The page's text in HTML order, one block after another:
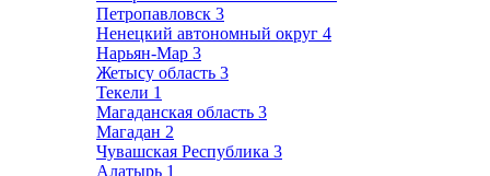
Петропавловск 3
Ненецкий автономный округ 4
Нарьян-Мар 3
Жетысу область 3
Текели 1
Магаданская область 3
Магадан 2
Чувашская Республика 3
Алатырь 1